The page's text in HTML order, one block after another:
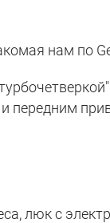
нам по
передним
люк с